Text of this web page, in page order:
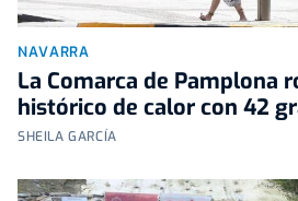
NAVARRA
La Comarca de Pamplona
histórico de calor con 42
SHEILA GARCÍA